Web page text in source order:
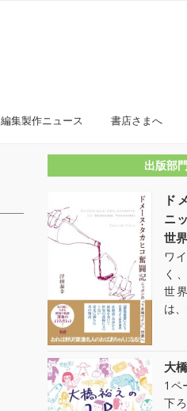
編集製作ニュース 書店さまへ
出版部
ド
ニ
世
ワ
く
世
は
大
1ペ
下